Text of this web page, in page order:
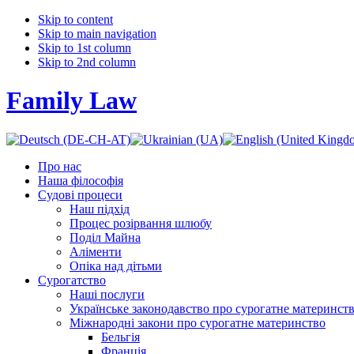
Skip to content
Skip to main navigation
Skip to 1st column
Skip to 2nd column
Family Law
Про нас
Наша філософія
Судові процеси
Наш підхід
Процес розірвання шлюбу
Поділ Майна
Аліменти
Опіка над дітьми
Сурогатство
Наші послуги
Українське законодавство про сурогатне
Міжнародні закони про сурогатне материнство
Бельгія
Франція